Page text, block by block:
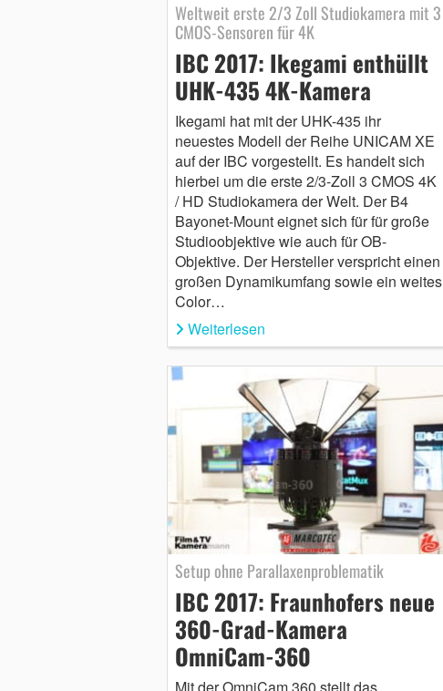
Weltweit erste 2/3 Zoll Studiokamera mit 3
CMOS-Sensoren für 4K
IBC 2017: Ikegami enthüllt
UHK-435 4K-Kamera
Ikegami hat mit der UHK-435 ihr
neuestes Modell der Reihe UNICAM XE
auf der IBC vorgestellt. Es handelt sich
hierbei um die erste 2/3-Zoll 3 CMOS 4K
/ HD Studiokamera der Welt. Der B4
Bayonet-Mount eignet sich für für große
Studioobjektive wie auch für OB-
Objektive. Der Hersteller verspricht einen
großen Dynamikumfang sowie ein weites
Color…
Weiterlesen
Setup ohne Parallaxenproblematik
IBC 2017: Fraunhofers neue
360-Grad-Kamera
OmniCam-360